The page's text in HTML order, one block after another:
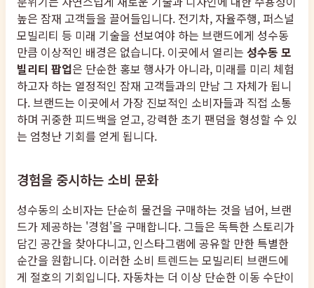
높은 잠재 고객들을 끌어들입니다. 전기차, 자율주행, 퍼스널
모빌리티 등 미래 기술을 선보여야 하는 브랜드에게 성수동
만큼 이상적인 배경은 없습니다. 이곳에서 열리는 성수동 모
빌리티 팝업은 단순한 홍보 행사가 아니라, 미래를 미리 체험
하고자 하는 열정적인 잠재 고객들과의 만남 그 자체가 됩니
다. 브랜드는 이곳에서 가장 진보적인 소비자들과 직접 소통
하며 귀중한 피드백을 얻고, 강력한 초기 팬덤을 형성할 수 있
는 엄청난 기회를 얻게 됩니다.
경험을 중시하는 소비 문화
성수동의 소비자는 단순히 물건을 구매하는 것을 넘어, 브랜
드가 제공하는 '경험'을 구매합니다. 그들은 독특한 스토리가
담긴 공간을 찾아다니고, 인스타그램에 공유할 만한 특별한
순간을 원합니다. 이러한 소비 트렌드는 모빌리티 브랜드에
게 절호의 기회입니다. 자동차는 더 이상 단순한 이동 수단이